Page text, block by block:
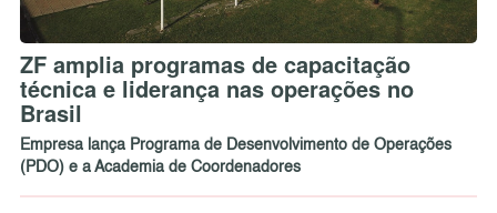
ZF amplia programas de capacitação
técnica e liderança nas operações no
Brasil
Empresa lança Programa de Desenvolvimento de Operações
(PDO) e a Academia de Coordenadores